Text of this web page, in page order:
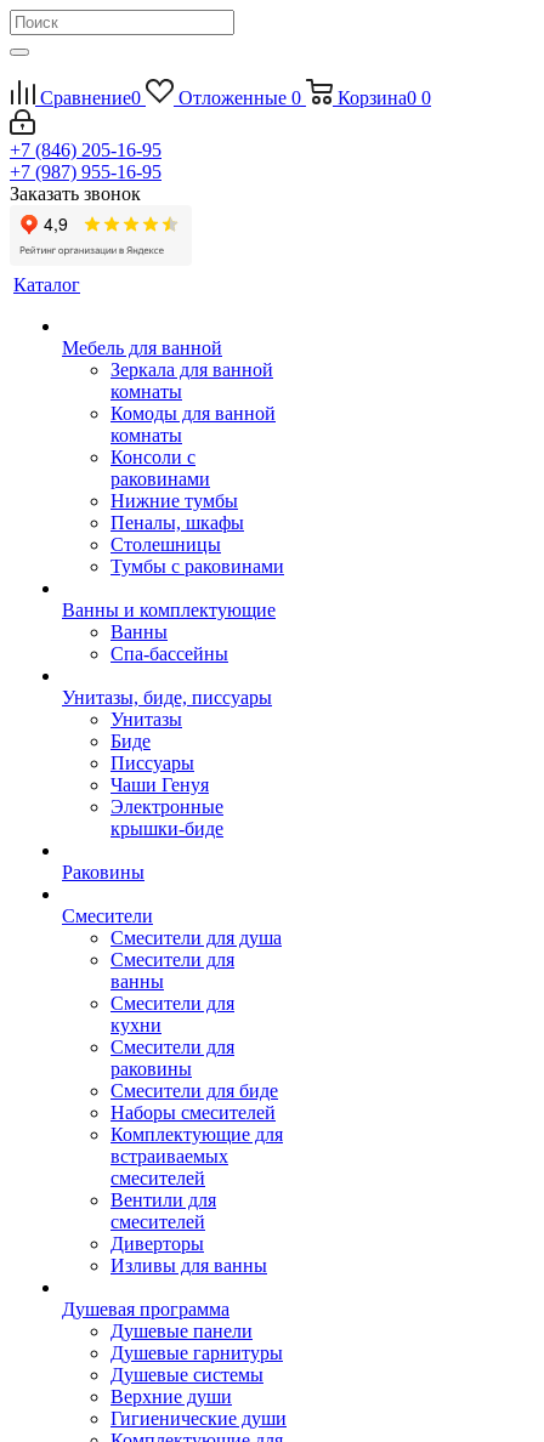
Сравнение0 Отложенные 0 Корзина0 0
+7 (846) 205-16-95
+7 (987) 955-16-95
Заказать звонок
Каталог
Мебель для ванной
Зеркала для ванной
комнаты
Комоды для ванной
комнаты
Консоли с
раковинами
Нижние тумбы
Пеналы, шкафы
Столешницы
Тумбы с раковинами
Ванны и комплектующие
Ванны
Спа-бассейны
Унитазы, биде, писсуары
Унитазы
Биде
Писсуары
Чаши Генуя
Электронные
крышки-биде
Раковины
Смесители
Смесители для душа
Смесители для
ванны
Смесители для
кухни
Смесители для
раковины
Смесители для биде
Наборы смесителей
Комплектующие для
встраиваемых
смесителей
Вентили для
смесителей
Диверторы
Изливы для ванны
Душевая программа
Душевые панели
Душевые гарнитуры
Душевые системы
Верхние души
Гигиенические души